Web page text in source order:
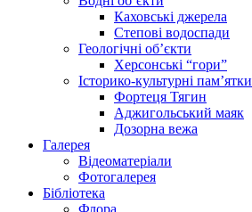
Каховські джерела
Степові водоспади
Геологічні об’єкти
Херсонські “гори”
Історико-культурні пам’ятки
Фортеця Тягин
Аджигольський маяк
Дозорна вежа
Галерея
Відеоматеріали
Фотогалерея
Бібліотека
Флора